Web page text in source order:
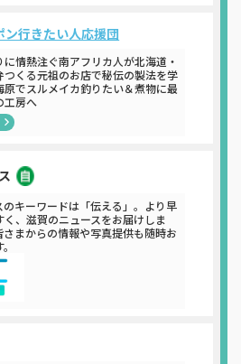
ン行きたい人応援団
に情熱注ぐ南アフリカ人が北海道・
つくる元祖のお店で秘伝の製法を学
原でスルメイカ釣りたい＆煮物に最
工房へ
のキーワードは「伝える」。より早
く、滋賀のニュースをお届けしま
さまからの情報や写真提供も随時お